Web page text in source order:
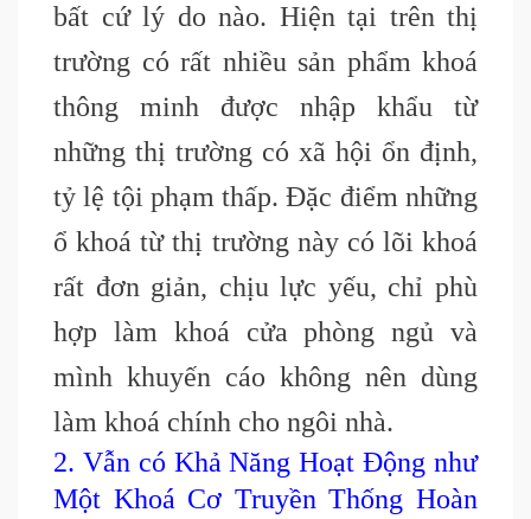
bất cứ lý do nào. Hiện tại trên thị
trường có rất nhiều sản phẩm khoá
thông minh được nhập khẩu từ
những thị trường có xã hội ổn định,
tỷ lệ tội phạm thấp. Đặc điểm những
ổ khoá từ thị trường này có lõi khoá
rất đơn giản, chịu lực yếu, chỉ phù
hợp làm khoá cửa phòng ngủ và
mình khuyến cáo không nên dùng
làm khoá chính cho ngôi nhà.
2. Vẫn có Khả Năng Hoạt Động như
Một Khoá Cơ Truyền Thống Hoàn